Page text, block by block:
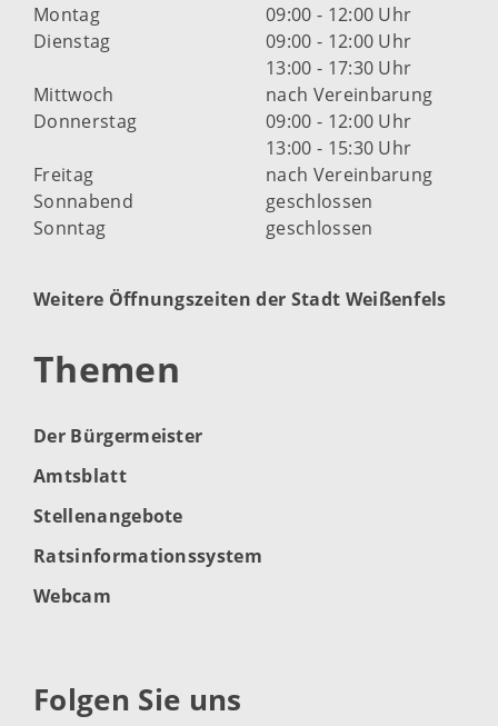
Montag
09:00 - 12:00 Uhr
Dienstag
09:00 - 12:00 Uhr
13:00 - 17:30 Uhr
Mittwoch
nach Vereinbarung
Donnerstag
09:00 - 12:00 Uhr
13:00 - 15:30 Uhr
Freitag
nach Vereinbarung
Sonnabend
geschlossen
Sonntag
geschlossen
Weitere Öffnungszeiten der Stadt Weißenfels
Themen
Der Bürgermeister
Amtsblatt
Stellenangebote
Ratsinformationssystem
Webcam
Folgen Sie uns